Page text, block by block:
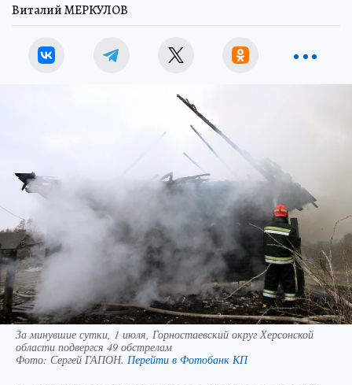
Виталий МЕРКУЛОВ
За минувшие сутки, 1 июля, Горностаевский округ Херсонской
области подвергся 49 обстрелам
Фото: Сергей ГАПОН. Перейти в Фотобанк КП